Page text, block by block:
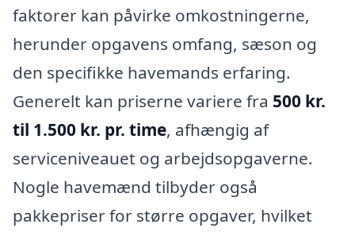
faktorer kan påvirke omkostningerne,
herunder opgavens omfang, sæson og
den specifikke havemands erfaring.
Generelt kan priserne variere fra 500 kr.
til 1.500 kr. pr. time, afhængig af
serviceniveauet og arbejdsopgaverne.
Nogle havemænd tilbyder også
pakkepriser for større opgaver, hvilket